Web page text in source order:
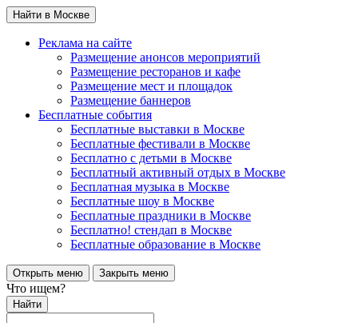
Найти в Москве
Реклама на сайте
Размещение анонсов мероприятий
Размещение ресторанов и кафе
Размещение мест и площадок
Размещение баннеров
Бесплатные события
Бесплатные выставки в Москве
Бесплатные фестивали в Москве
Бесплатно с детьми в Москве
Бесплатный активный отдых в Москве
Бесплатная музыка в Москве
Бесплатные шоу в Москве
Бесплатные праздники в Москве
Бесплатно! стендап в Москве
Бесплатные образование в Москве
Открыть меню Закрыть меню
Что ищем?
Найти